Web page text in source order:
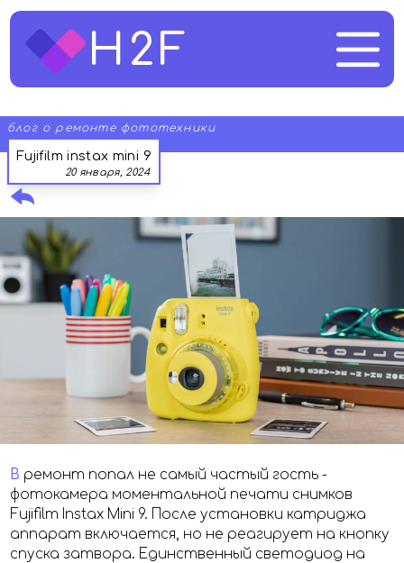
H2F
блог о ремонте фототехники
Fujifilm instax mini 9
20 января, 2024
В ремонт попал не самый частый гость -
фотокамера моментальной печати снимков
Fujifilm Instax Mini 9. После установки катриджа
аппарат включается, но не реагирует на кнопку
спуска затвора. Единственный светодиод на